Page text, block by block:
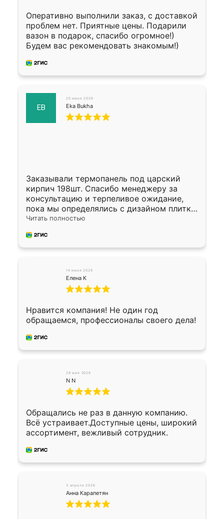
Оперативно выполнили заказ, с доставкой
проблем нет. Приятные цены. Подарили
вазон в подарок, спасибо огромное!)
Будем вас рекомендовать знакомым!)
EB
20 июня 2026
Eka Bukha
Заказывали термопанель под царский
кирпич 198шт. Спасибо менеджеру за
консультацию и терпеливое ожидание,
пока мы определялись с дизайном плитки.
Исполнен заказ в срок, спасибо
предоплата наличкой 50%. Накануне с
водителем договорились о доставке в
Окончательный расчет при получении.
Огромная благодарность водителю, помог
выгрузить. Получили коробку плитки на
Осталось дело за малым-монтировать)))
Подарили два больших вазона трапеция
из архитектурного бетона-красота.
Читать полностью
14 июня 2026
Елена К
Нравится компания! Не один год
обращаемся, профессионалы своего дела!
28 мая 2026
N N
Обращались не раз в данную компанию.
Всё устраивает.Доступные цены, широкий
ассортимент, вежливый сотрудник.
3 апреля 2026
Анна Карапетян